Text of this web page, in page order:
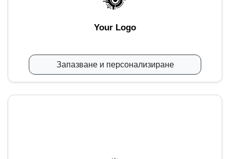
Your Logo
Запазване и персонализиране